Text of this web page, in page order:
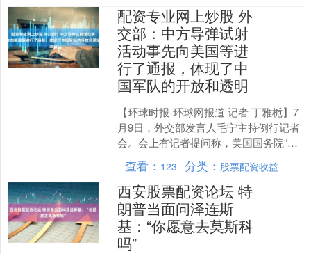
配资专业网上炒股 外
交部：中方导弹试射
活动事先向美国等进
行了通报，体现了中
国军队的开放和透明
【环球时报-环球网报道 记者 丁雅栀】7
月9日，外交部发言人毛宁主持例行记者
会。会上有记者提问称，美国国务院“批
评”中国近期开展的导弹试验，声称中方
通报美国的时....
查看： 123 分类： 股票配资收益
西安股票配资论坛 特
朗普当面问泽连斯
基：“你愿意去莫斯科
吗”